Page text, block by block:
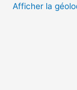
Afficher la